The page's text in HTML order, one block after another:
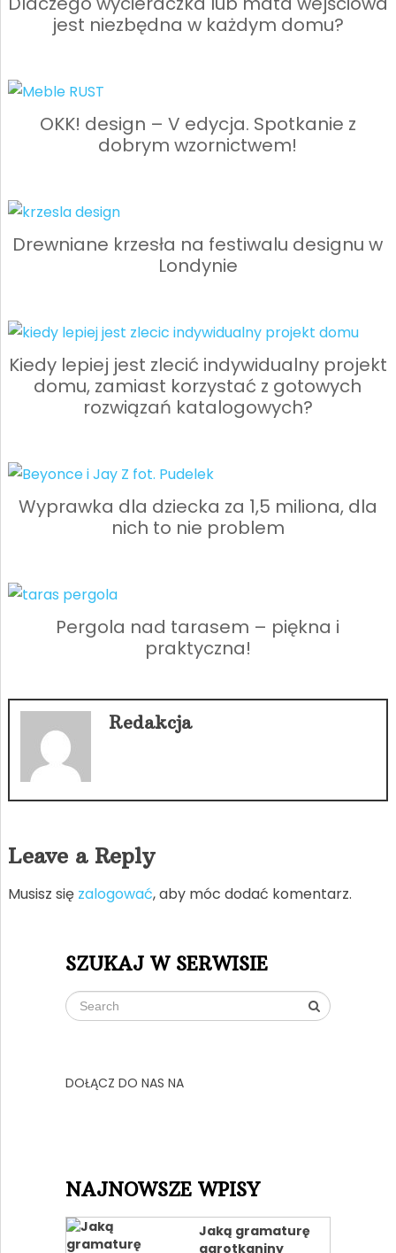
jest niezbędna w każdym domu?
OKK! design – V edycja. Spotkanie z
dobrym wzornictwem!
Drewniane krzesła na festiwalu designu w
Londynie
Kiedy lepiej jest zlecić indywidualny projekt
domu, zamiast korzystać z gotowych
rozwiązań katalogowych?
Wyprawka dla dziecka za 1,5 miliona, dla
nich to nie problem
Pergola nad tarasem – piękna i
praktyczna!
Redakcja
Leave a Reply
Musisz się zalogować, aby móc dodać komentarz.
SZUKAJ W SERWISIE
DOŁĄCZ DO NAS NA
NAJNOWSZE WPISY
Jaką gramaturę
agrotkaniny